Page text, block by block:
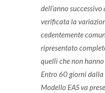
dell’anno
verificata la
cedentemente
ripresentato
quelli che non
Entro 60 giorni
Modello EAS va